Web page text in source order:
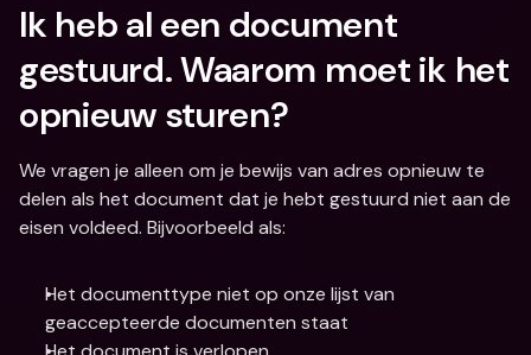
Ik heb al een document
gestuurd. Waarom moet ik het
opnieuw sturen?
We vragen je alleen om je bewijs van adres opnieuw te
delen als het document dat je hebt gestuurd niet aan de
eisen voldeed. Bijvoorbeeld als:
Het documenttype niet op onze lijst van
geaccepteerde documenten staat